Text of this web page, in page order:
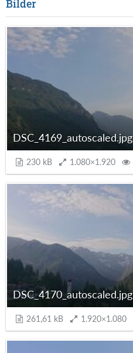
Bilder
DSC_4169_autoscaled.jpg
230 kB 1.080×1.920
DSC_4170_autoscaled.jpg
261,61 kB 1.920×1.080